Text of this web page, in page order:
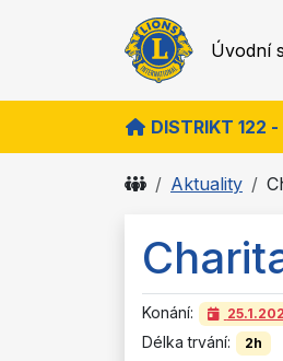
Úvodní
DISTRIKT 122
Aktuality
Konání:
Délka trvání: 2h